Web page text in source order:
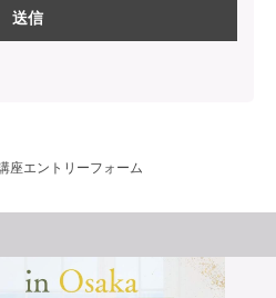
お問合せ下さい。）
座エントリーフォーム